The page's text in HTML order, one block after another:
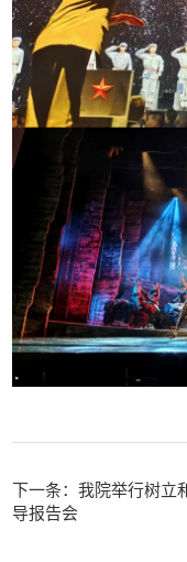
下一条：我院举行树立
导报告会